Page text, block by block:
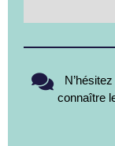
connaître